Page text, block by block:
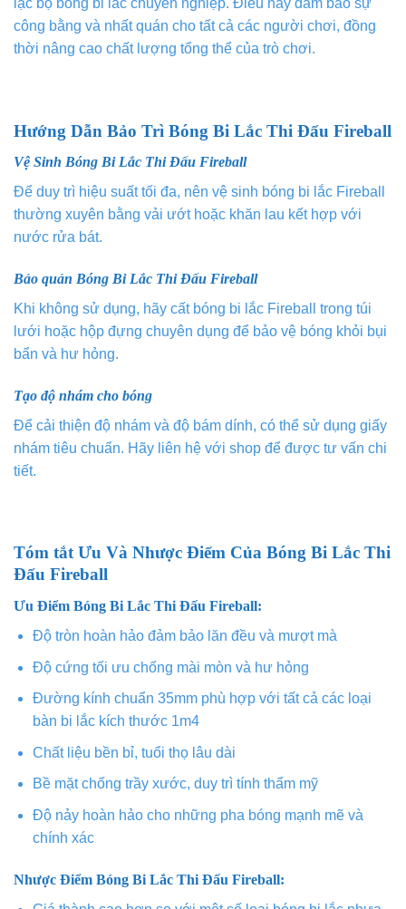
lạc bộ bóng bi lắc chuyên nghiệp. Điều này đảm bảo sự
công bằng và nhất quán cho tất cả các người chơi, đồng
thời nâng cao chất lượng tổng thể của trò chơi.
Hướng Dẫn Bảo Trì Bóng Bi Lắc Thi Đấu Fireball
Vệ Sinh Bóng Bi Lắc Thi Đấu Fireball
Để duy trì hiệu suất tối đa, nên vệ sinh bóng bi lắc Fireball
thường xuyên bằng vải ướt hoặc khăn lau kết hợp với
nước rửa bát.
Bảo quản Bóng Bi Lắc Thi Đấu Fireball
Khi không sử dụng, hãy cất bóng bi lắc Fireball trong túi
lưới hoặc hộp đựng chuyên dụng để bảo vệ bóng khỏi bụi
bẩn và hư hỏng.
Tạo độ nhám cho bóng
Để cải thiện độ nhám và độ bám dính, có thể sử dụng giấy
nhám tiêu chuẩn. Hãy liên hệ với shop để được tư vấn chi
tiết.
Tóm tắt Ưu Và Nhược Điểm Của Bóng Bi Lắc Thi
Đấu Fireball
Ưu Điểm Bóng Bi Lắc Thi Đấu Fireball:
Độ tròn hoàn hảo đảm bảo lăn đều và mượt mà
Độ cứng tối ưu chống mài mòn và hư hỏng
Đường kính chuẩn 35mm phù hợp với tất cả các loại
bàn bi lắc kích thước 1m4
Chất liệu bền bỉ, tuổi thọ lâu dài
Bề mặt chống trầy xước, duy trì tính thẩm mỹ
Độ nảy hoàn hảo cho những pha bóng mạnh mẽ và
chính xác
Nhược Điểm Bóng Bi Lắc Thi Đấu Fireball: